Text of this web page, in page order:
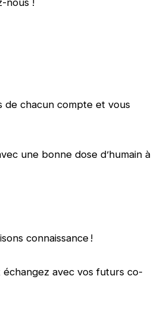
de chacun compte et vous
une bonne dose d’humain à
connaissance !
échangez avec vos futurs co-